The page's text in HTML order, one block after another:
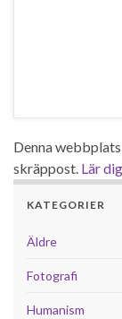
Denna
skräppost. Lär
KATEGORIER
Äldre
Fotografi
Humanism